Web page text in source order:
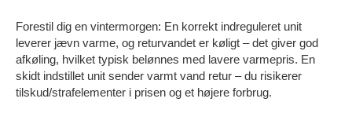
Forestil dig en vintermorgen: En korrekt indreguleret unit
leverer jævn varme, og returvandet er køligt – det giver god
afkøling, hvilket typisk belønnes med lavere varmepris. En
skidt indstillet unit sender varmt vand retur – du risikerer
tilskud/strafelementer i prisen og et højere forbrug.